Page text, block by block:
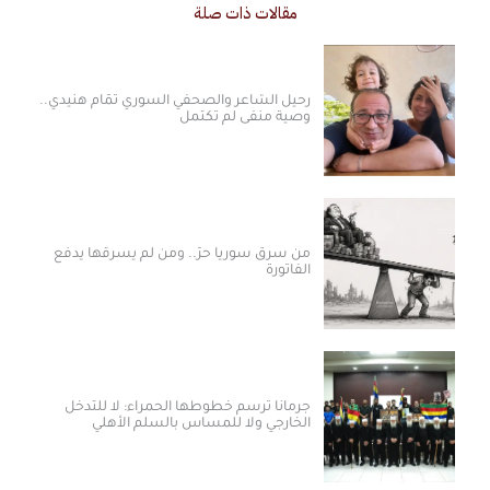
مقالات ذات صلة
رحيل الشاعر والصحفي السوري تمّام هنيدي..
وصية منفى لم تكتمل
من سرق سوريا حرّ.. ومن لم يسرقها يدفع
الفاتورة
جرمانا ترسم خطوطها الحمراء: لا للتدخل
الخارجي ولا للمساس بالسلم الأهلي